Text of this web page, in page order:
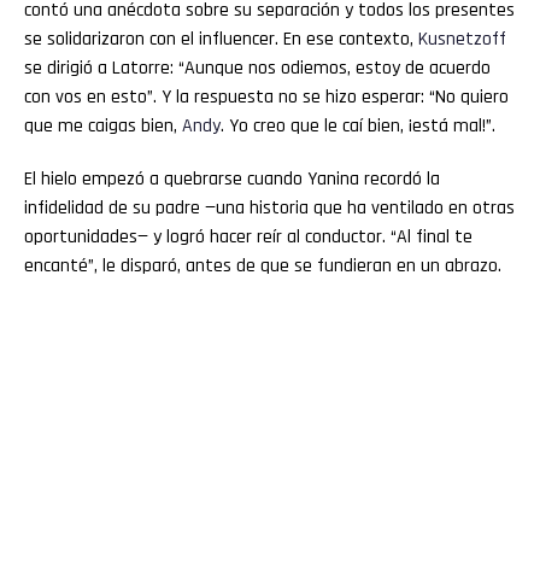
contó una anécdota sobre su separación y todos los presentes
se solidarizaron con el influencer. En ese contexto, Kusnetzoff
se dirigió a Latorre: “Aunque nos odiemos, estoy de acuerdo
con vos en esto”. Y la respuesta no se hizo esperar: “No quiero
que me caigas bien, Andy. Yo creo que le caí bien, ¡está mal!”.
El hielo empezó a quebrarse cuando Yanina recordó la
infidelidad de su padre —una historia que ha ventilado en otras
oportunidades— y logró hacer reír al conductor. “Al final te
encanté”, le disparó, antes de que se fundieran en un abrazo.